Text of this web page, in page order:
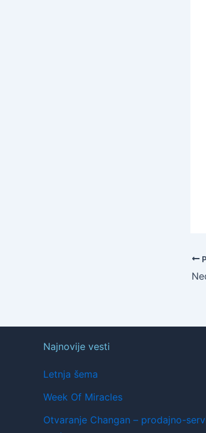
Najnovije vesti
Letnja šema
Week Of Miracles
Otvaranje Changan – prodajno-